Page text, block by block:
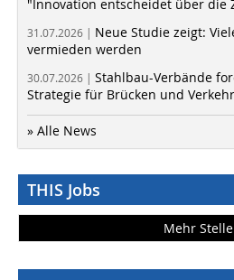
"Innovation entscheidet über die
31.07.2026 | Neue Studie zeigt:
vermieden werden
30.07.2026 | Stahlbau-Verbände
Strategie für Brücken und
» Alle News
THIS Jobs
Mehr